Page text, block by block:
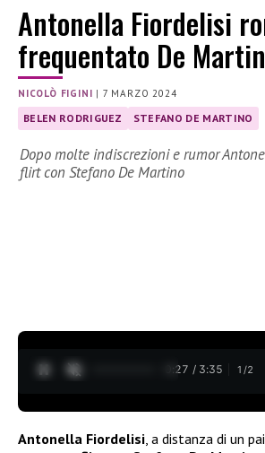
Antonella Fiordelisi
frequentato De
NICOLÒ FIGINI | 7 MARZO 2024
BELEN RODRIGUEZ STEFANO DE MARTINO
Dopo molte indiscrezioni e rumor
flirt con Stefano De Martino
0:28 / 3:35 1 /2
Antonella Fiordelisi , a distanza di un